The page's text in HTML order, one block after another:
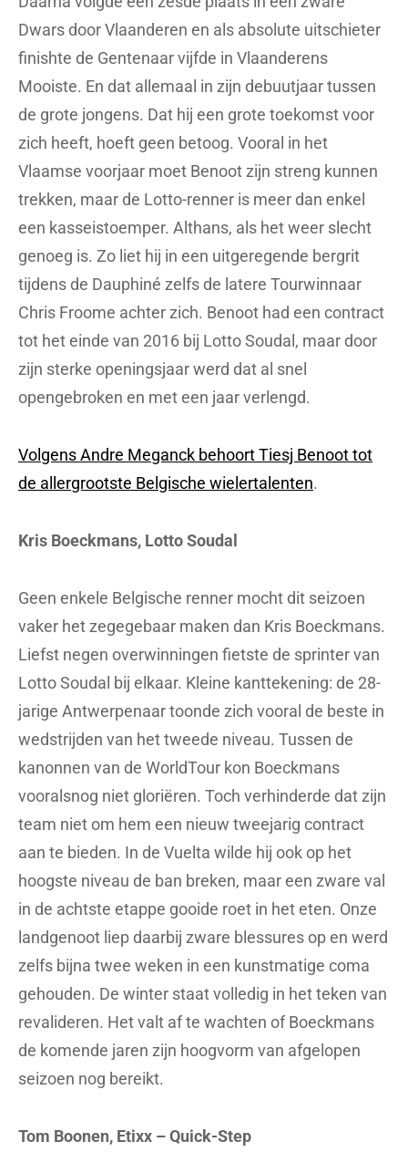
Dwars door Vlaanderen en als absolute uitschieter
finishte de Gentenaar vijfde in Vlaanderens
Mooiste. En dat allemaal in zijn debuutjaar tussen
de grote jongens. Dat hij een grote toekomst voor
zich heeft, hoeft geen betoog. Vooral in het
Vlaamse voorjaar moet Benoot zijn streng kunnen
trekken, maar de Lotto-renner is meer dan enkel
een kasseistoemper. Althans, als het weer slecht
genoeg is. Zo liet hij in een uitgeregende bergrit
tijdens de Dauphiné zelfs de latere Tourwinnaar
Chris Froome achter zich. Benoot had een contract
tot het einde van 2016 bij Lotto Soudal, maar door
zijn sterke openingsjaar werd dat al snel
opengebroken en met een jaar verlengd.
Volgens Andre Meganck behoort Tiesj Benoot tot
de allergrootste Belgische wielertalenten.
Kris Boeckmans, Lotto Soudal
Geen enkele Belgische renner mocht dit seizoen
vaker het zegegebaar maken dan Kris Boeckmans.
Liefst negen overwinningen fietste de sprinter van
Lotto Soudal bij elkaar. Kleine kanttekening: de 28-
jarige Antwerpenaar toonde zich vooral de beste in
wedstrijden van het tweede niveau. Tussen de
kanonnen van de WorldTour kon Boeckmans
vooralsnog niet gloriëren. Toch verhinderde dat zijn
team niet om hem een nieuw tweejarig contract
aan te bieden. In de Vuelta wilde hij ook op het
hoogste niveau de ban breken, maar een zware val
in de achtste etappe gooide roet in het eten. Onze
landgenoot liep daarbij zware blessures op en werd
zelfs bijna twee weken in een kunstmatige coma
gehouden. De winter staat volledig in het teken van
revalideren. Het valt af te wachten of Boeckmans
de komende jaren zijn hoogvorm van afgelopen
seizoen nog bereikt.
Tom Boonen, Etixx – Quick-Step